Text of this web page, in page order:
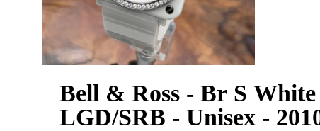
Bell & Ross - Br S
LGD/SRB - Unisex -